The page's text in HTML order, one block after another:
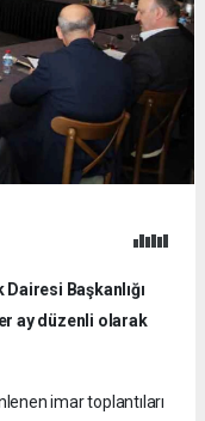
Başkanlığı
ay düzenli olarak
imar toplantıları